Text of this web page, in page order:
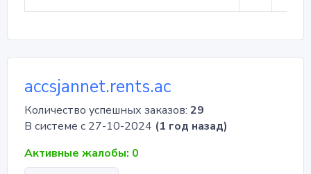
accsjannet.rents.ac
Количество успешных заказов: 29
В системе с 27-10-2024 (1 год назад)
Активные жалобы: 0